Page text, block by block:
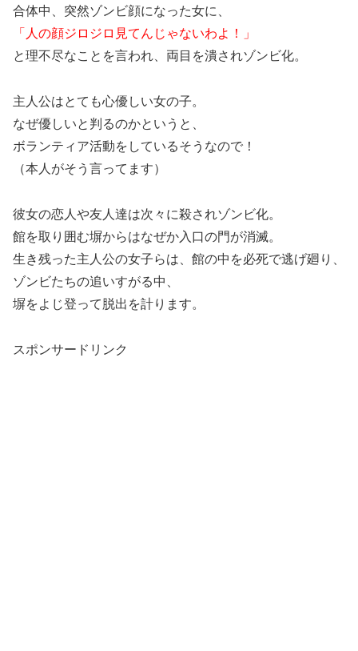
合体中、突然ゾンビ顔になった女に、
「人の顔ジロジロ見てんじゃないわよ！」
と理不尽なことを言われ、両目を潰されゾンビ化。
主人公はとても心優しい女の子。
なぜ優しいと判るのかというと、
ボランティア活動をしているそうなので！
（本人がそう言ってます）
彼女の恋人や友人達は次々に殺されゾンビ化。
館を取り囲む塀からはなぜか入口の門が消滅。
生き残った主人公の女子らは、館の中を必死で逃げ廻り、
ゾンビたちの追いすがる中、
塀をよじ登って脱出を計ります。
スポンサードリンク